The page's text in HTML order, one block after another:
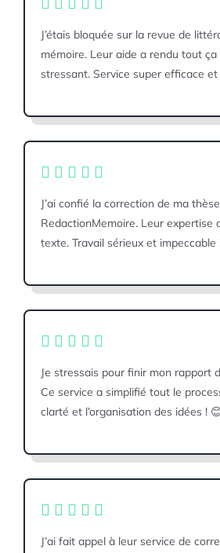
J’étais bloquée sur la revue de
mémoire. Leur aide a rendu tout
stressant. Service super efficace
J’ai confié la correction de ma
RedactionMemoire. Leur expertise
texte. Travail sérieux et impeccable
Je stressais pour finir mon rapport
Ce service a simplifié tout le
clarté et l’organisation des idées !
J’ai fait appel à leur service de